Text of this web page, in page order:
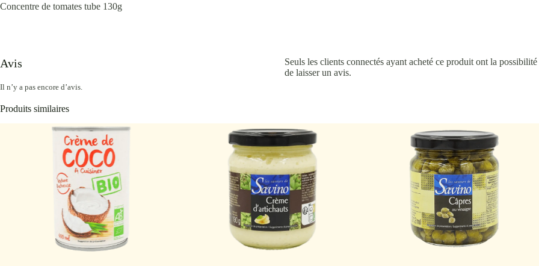
Concentre de tomates tube 130g
Avis
Il n’y a pas encore d’avis.
Seuls les clients connectés ayant acheté ce produit ont la possibilité
de laisser un avis.
Produits similaires